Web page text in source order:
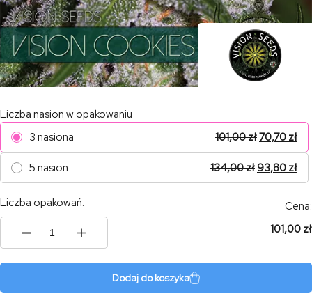
Liczba nasion w opakowaniu
3 nasiona
101,00zł70,70 zł
5 nasion 134,00zł93,80 zł
Liczba opakowań:
ilość
Cena:
101,00 zł
Dodaj do koszyka